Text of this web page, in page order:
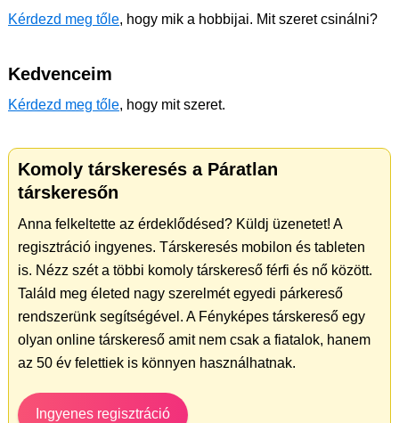
Kérdezd meg tőle, hogy mik a hobbijai. Mit szeret csinálni?
Kedvenceim
Kérdezd meg tőle, hogy mit szeret.
Komoly társkeresés a Páratlan
társkeresőn
Anna felkeltette az érdeklődésed? Küldj üzenetet! A
regisztráció ingyenes. Társkeresés mobilon és tableten
is. Nézz szét a többi komoly társkereső férfi és nő között.
Találd meg életed nagy szerelmét egyedi párkereső
rendszerünk segítségével. A Fényképes társkereső egy
olyan online társkereső amit nem csak a fiatalok, hanem
az 50 év felettiek is könnyen használhatnak.
Ingyenes regisztráció